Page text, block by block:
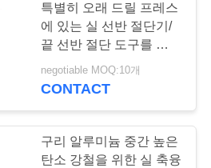
특별히 오래 드릴 프레스
에 있는 실 선반 절단기/
끝 선반 절단 도구를 도달
하십시오
negotiable MOQ:10개
CONTACT
구리 알루미늄 중간 높은
탄소 강철을 위한 실 축융